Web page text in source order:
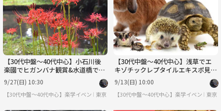
【30代中盤〜40代中心】小石川後
楽園でヒガンバナ観賞&水道橋でラ
ンチ
9/27(日) 10:30
【30代中盤〜40代中心】楽学イベント・勉強会コミュニティ
東京
【30代中盤〜40代中心】浅草でエ
キゾチックレプタイルエキスポ見学
&もんじゃランチ
9/13(日) 10:00
【30代中盤〜40代中心】楽学イベント・
東京